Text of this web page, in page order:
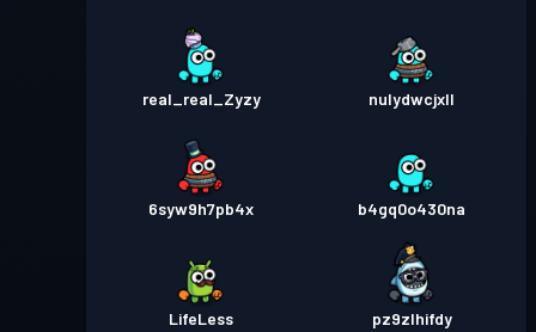
real_real_Zyzy nulydwcjxll
6syw9h7pb4x b4gq0o430na
LifeLess pz9zlhifdy